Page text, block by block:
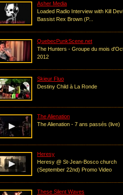
Asher Media
Loaded Radio Interview with Kill
Bassist Rex Brown (P...
QuebecPunkScene.net
The Hunters - Groupe du mois
2012
Skieur Fluo
Destiny Child à La Ronde
The Alienation
The Alienation - 7 ans passés (live)
Heresy
Heresy @ St-Jean-Bosco church
(September 22nd) Promo Video
These Silent Waves